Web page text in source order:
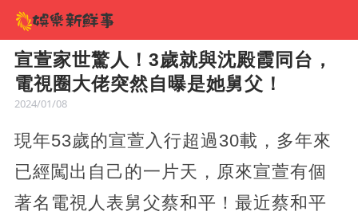
宣萱家世驚人！3歲就與沈殿霞同台，
電視圈大佬突然自曝是她舅父！
2024/01/08
現年53歲的宣萱入行超過30載，多年來
已經闖出自己的一片天，原來宣萱有個
著名電視人表舅父蔡和平！最近蔡和平